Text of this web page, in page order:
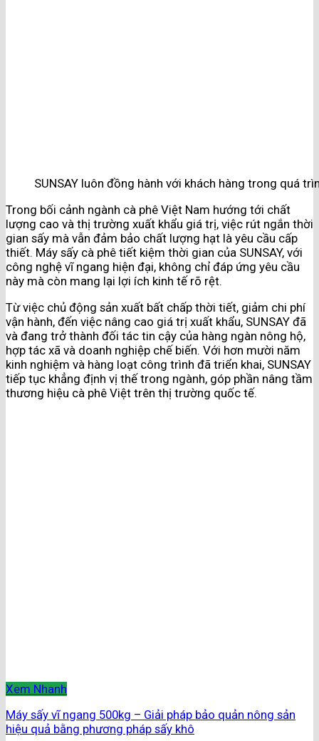
SUNSAY luôn đồng hành với khách hàng trong quá
Trong bối cảnh ngành cà phê Việt Nam hướng tới chất
lượng cao và thị trường xuất khẩu giá trị, việc rút ngắn thời
gian sấy mà vẫn đảm bảo chất lượng hạt là yêu cầu cấp
thiết. Máy sấy cà phê tiết kiệm thời gian của SUNSAY, với
công nghệ vĩ ngang hiện đại, không chỉ đáp ứng yêu cầu
này mà còn mang lại lợi ích kinh tế rõ rệt.
Từ việc chủ động sản xuất bất chấp thời tiết, giảm chi phí
vận hành, đến việc nâng cao giá trị xuất khẩu, SUNSAY đã
và đang trở thành đối tác tin cậy của hàng ngàn nông hộ,
hợp tác xã và doanh nghiệp chế biến. Với hơn mười năm
kinh nghiệm và hàng loạt công trình đã triển khai, SUNSAY
tiếp tục khẳng định vị thế trong ngành, góp phần nâng tầm
thương hiệu cà phê Việt trên thị trường quốc tế.
Xem Nhanh
Máy sấy vĩ ngang 500kg – Giải pháp bảo quản nông sản
hiệu quả bằng phương pháp sấy khô